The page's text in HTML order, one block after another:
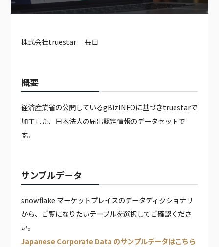
JAPANESE STREET DATA
JAPANESE CORPORATE DATA
JAPANESE CALENDAR DATA
PODB APP
GLOBAL CALENDAR DATA（有料）
株式会社truestar 毎日
概要
経済産業省の公開しているgBizINFOに基づきtruestarで
加工した、日本法人の届出認定情報のデータセットで
す。
サンプルデータ
snowflake マーケットプレイスのデータディクショナリ
から、ご覧になりたいテーブルを選択してご確認くださ
い。
Japanese Corporate Data のサンプルデータはこちら